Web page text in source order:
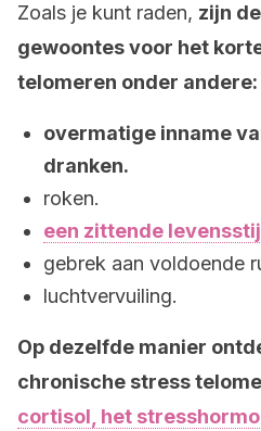
Zoals je kunt raden, zijn
gewoontes voor het
telomeren onder andere:
overmatige inname
dranken.
roken.
een zittende
gebrek aan voldoende
luchtvervuiling.
Op dezelfde manier
chronische stress
cortisol, het